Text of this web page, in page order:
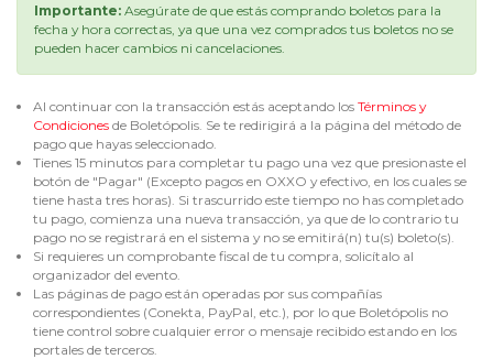
Importante: Asegúrate de que estás comprando boletos para la
fecha y hora correctas, ya que una vez comprados tus boletos no se
pueden hacer cambios ni cancelaciones.
Al continuar con la transacción estás aceptando los Términos y
Condiciones de Boletópolis. Se te redirigirá a la página del método de
pago que hayas seleccionado.
Tienes 15 minutos para completar tu pago una vez que presionaste el
botón de "Pagar" (Excepto pagos en OXXO y efectivo, en los cuales se
tiene hasta tres horas). Si trascurrido este tiempo no has completado
tu pago, comienza una nueva transacción, ya que de lo contrario tu
pago no se registrará en el sistema y no se emitirá(n) tu(s) boleto(s).
Si requieres un comprobante fiscal de tu compra, solicítalo al
organizador del evento.
Las páginas de pago están operadas por sus compañías
correspondientes (Conekta, PayPal, etc.), por lo que Boletópolis no
tiene control sobre cualquier error o mensaje recibido estando en los
portales de terceros.